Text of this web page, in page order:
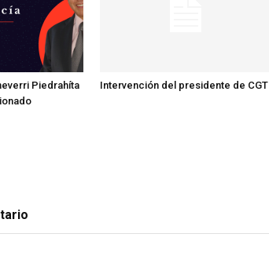
Piedrahíta
Intervención del presidente de CGT